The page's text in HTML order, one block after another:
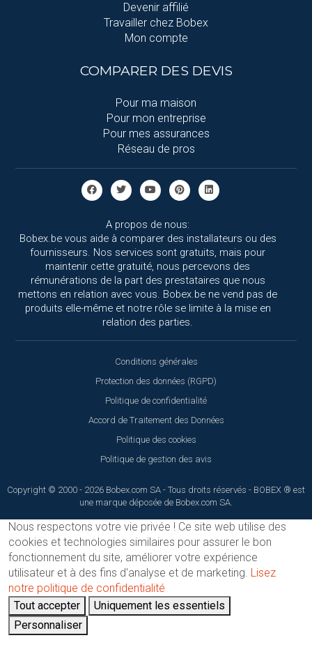
Devenir affilié
Travailler chez Bobex
Mon compte
COMPARER DES DEVIS
Pour ma maison
Pour mon entreprise
Pour mes assurances
Réseau de pros
A propos de nous:
Bobex.be vous aide à comparer des installateurs ou des
fournisseurs. Nos services sont gratuits, mais pour
maintenir cette gratuité, nous percevons des
rémunérations de la part des prestataires que nous
mettons en relation avec vous. Bobex.be ne vend pas de
produits elle-même et notre rôle se limite à la mise en
relation des parties.
Conditions générales
Protection des données (RGPD)
Politique de confidentialité
Accord de Traitement des Données
Politique des cookies
Politique de gestion des avis
Copyright © 2000 - 2026 Bobex.com SA - Tous droits réservés - BOBEX ® est
une marque déposée de Bobex.com SA.
Nous respectons votre vie privée ! Ce site web utilise des
cookies et technologies similaires pour assurer le bon
fonctionnement du site, améliorer votre expérience
utilisateur et à des fins d'analyse et de marketing. Lisez
notre politique de confidentialité
Tout accepter
Uniquement les essentiels
Personnaliser